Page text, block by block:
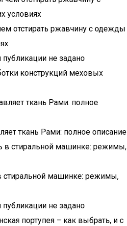
отстирать ржавчину с одежды
конструкций меховых
ткань Рами: полное описание
стиральной машинке: режимы,
портупея – как выбрать, и с